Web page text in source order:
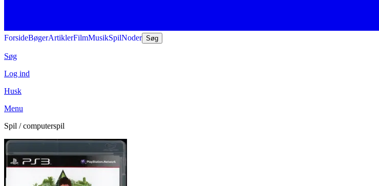
ForsideBøgerArtiklerFilmMusikSpilNoder Søg
Søg
Log ind
Husk
Menu
Spil / computerspil